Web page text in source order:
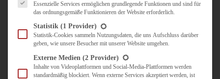
UNTERWEGS
KULINARISCH UNTERWEGS
ÜBER MICH
ZUSAMMENARBEIT
Essenzielle Services ermöglichen grundlegende Funktionen und sind für
das ordnungsgemäße Funktionieren der Website erforderlich.
Statistik (1 Provider)
Statistik-Cookies sammeln Nutzungsdaten, die uns Aufschluss darüber
geben, wie unsere Besucher mit unserer Website umgehen.
Externe Medien (2 Provider)
Inhalte von Videoplattformen und Social-Media-Plattformen werden
standardmäßig blockiert. Wenn externe Services akzeptiert werden, ist